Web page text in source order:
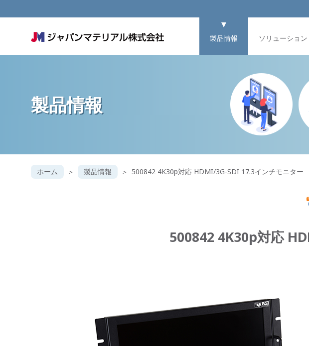
製品情報 ソリューション
製品情報
ホーム 製品情報 500842 4K30p対応 HDMI/3G-SDI 17.3インチモニター
500842 4K30p対応